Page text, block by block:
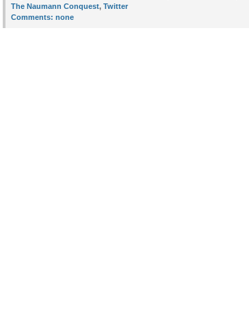
The Naumann Conquest, Twitter
Comments: none